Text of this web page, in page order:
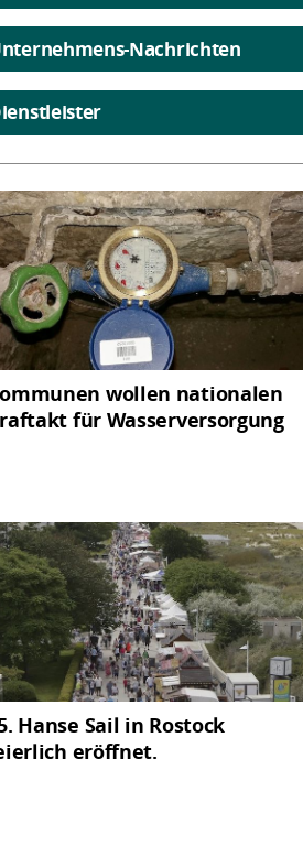
Nachrichten
wollen nationalen
für Wasserversorgung
Hanse Sail in Rostock
eröffnet.